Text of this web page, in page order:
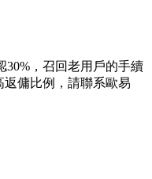
30%，召回老用戶的手續
返傭比例，請聯系歐易